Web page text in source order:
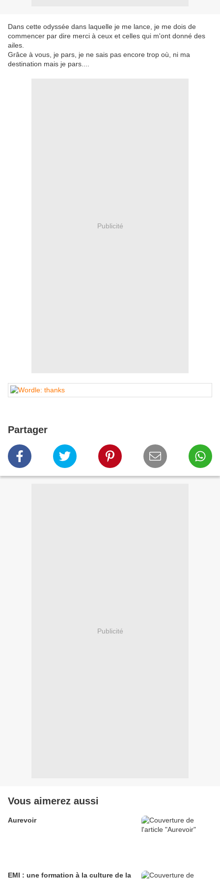
Dans cette odyssée dans laquelle je me lance, je me dois de
commencer par dire merci à ceux et celles qui m'ont donné des
ailes.
Grâce à vous, je pars, je ne sais pas encore trop où, ni ma
destination mais je pars....
Publicité
Partager
Publicité
Vous aimerez aussi
Aurevoir
EMI : une formation à la culture de la